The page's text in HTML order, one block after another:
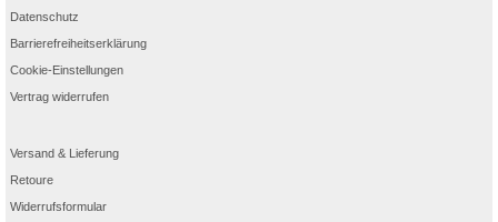
Datenschutz
Barrierefreiheitserklärung
Cookie-Einstellungen
Vertrag widerrufen
Versand & Lieferung
Retoure
Widerrufsformular